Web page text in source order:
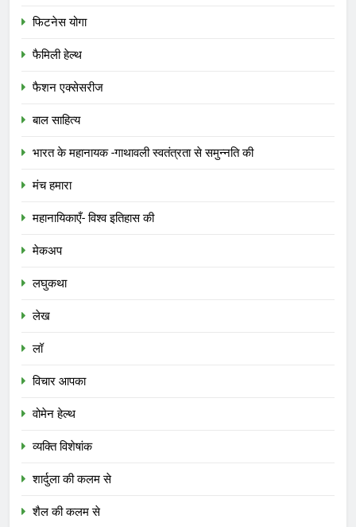
फिटनेस योगा
फैमिली हेल्थ
फैशन एक्सेसरीज
बाल साहित्य
भारत के महानायक -गाथावली स्वतंत्रता से समुन्नति की
मंच हमारा
महानायिकाएँ- विश्व इतिहास की
मेकअप
लघुकथा
लेख
लॉ
विचार आपका
वोमेन हेल्थ
व्यक्ति विशेषांक
शार्दुला की कलम से
शैल की कलम से